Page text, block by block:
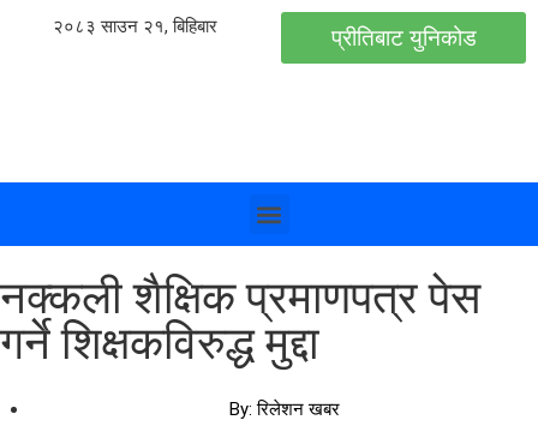
२०८३ साउन २१, बिहिबार प्रीतिबाट युनिकोड
नक्कली शैक्षिक प्रमाणपत्र पेस
गर्ने शिक्षकविरुद्ध मुद्दा
By: रिलेशन खबर